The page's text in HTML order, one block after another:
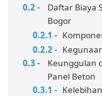
Daftar Biaya
Bogor
Keunggulan
Panel Beton